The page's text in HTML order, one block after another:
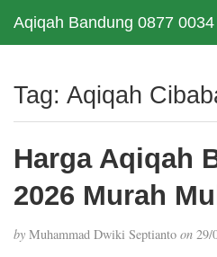
Aqiqah Bandung 0877
Tag: Aqiqah
Harga Aqiqah
2026 Murah
by Muhammad Dwiki Septianto on 29/